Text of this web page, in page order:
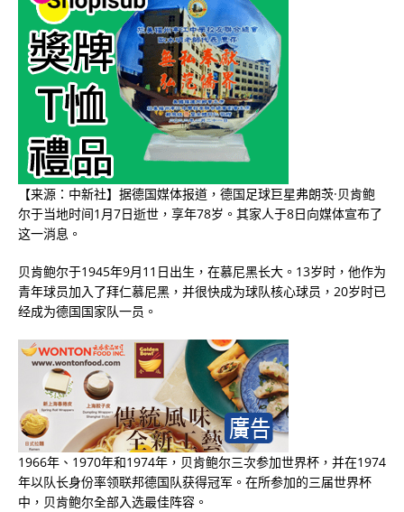
【来源：中新社】据德国媒体报道，德国足球巨星弗朗茨·贝肯鲍
尔于当地时间1月7日逝世，享年78岁。其家人于8日向媒体宣布了
这一消息。
贝肯鲍尔于1945年9月11日出生，在慕尼黑长大。13岁时，他作为
青年球员加入了拜仁慕尼黑，并很快成为球队核心球员，20岁时已
经成为德国国家队一员。
1966年、1970年和1974年，贝肯鲍尔三次参加世界杯，并在1974
年以队长身份率领联邦德国队获得冠军。在所参加的三届世界杯
中，贝肯鲍尔全部入选最佳阵容。